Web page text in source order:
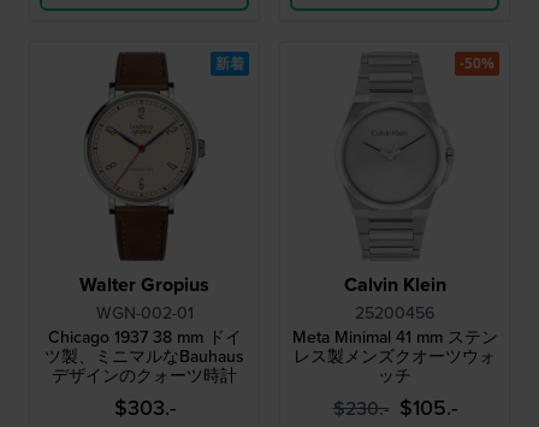
Walter Gropius
WGN-002-01
Chicago 1937 38 mm ドイ
ツ製、ミニマルなBauhaus
デザインのクォーツ時計
$303.-
新着
Calvin Klein
25200456
Meta Minimal 41 mm ステン
レス製メンズクオーツウォ
ッチ
$230.- $105.-
-50%